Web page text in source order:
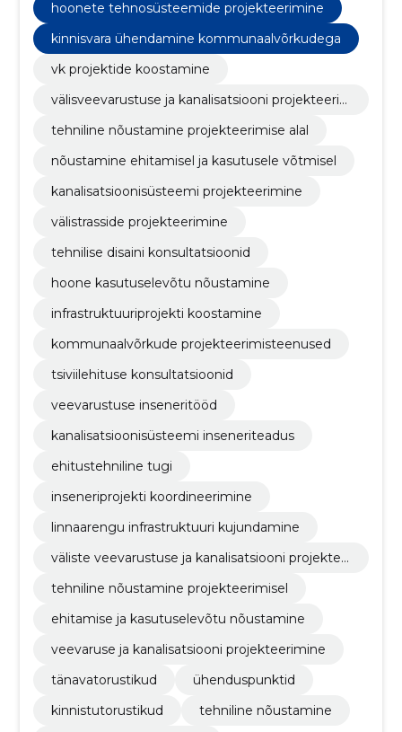
hoonete tehnosüsteemide projekteerimine
kinnisvara ühendamine kommunaalvõrkudega
vk projektide koostamine
välisveevarustuse ja kanalisatsiooni projekteeri
tehniline nõustamine projekteerimise alal
nõustamine ehitamisel ja kasutusele võtmisel
kanalisatsioonisüsteemi projekteerimine
välistrasside projekteerimine
tehnilise disaini konsultatsioonid
hoone kasutuselevõtu nõustamine
infrastruktuuriprojekti koostamine
kommunaalvõrkude projekteerimisteenused
tsiviilehituse konsultatsioonid
veevarustuse inseneritööd
kanalisatsioonisüsteemi inseneriteadus
ehitustehniline tugi
inseneriprojekti koordineerimine
linnaarengu infrastruktuuri kujundamine
väliste veevarustuse ja kanalisatsiooni projektee
tehniline nõustamine projekteerimisel
ehitamise ja kasutuselevõtu nõustamine
veevaruse ja kanalisatsiooni projekteerimine
tänavatorustikud
ühenduspunktid
kinnistutorustikud
tehniline nõustamine